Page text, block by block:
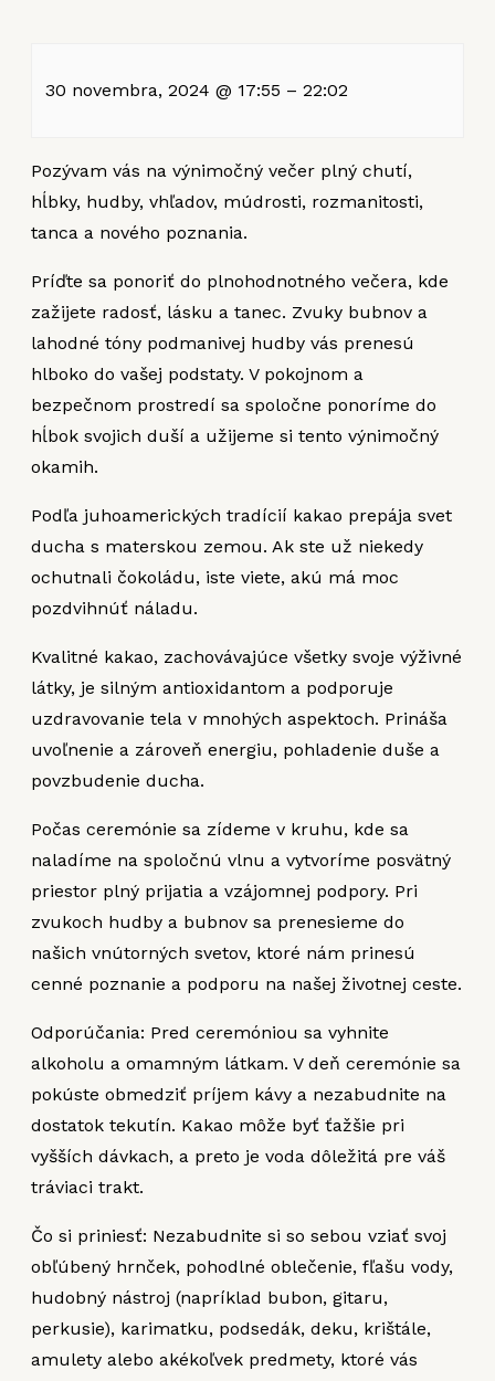
30 novembra, 2024 @ 17:55 – 22:02
Pozývam vás na výnimočný večer plný chutí,
hĺbky, hudby, vhľadov, múdrosti, rozmanitosti,
tanca a nového poznania.
Príďte sa ponoriť do plnohodnotného večera, kde
zažijete radosť, lásku a tanec. Zvuky bubnov a
lahodné tóny podmanivej hudby vás prenesú
hlboko do vašej podstaty. V pokojnom a
bezpečnom prostredí sa spoločne ponoríme do
hĺbok svojich duší a užijeme si tento výnimočný
okamih.
Podľa juhoamerických tradícií kakao prepája svet
ducha s materskou zemou. Ak ste už niekedy
ochutnali čokoládu, iste viete, akú má moc
pozdvihnúť náladu.
Kvalitné kakao, zachovávajúce všetky svoje výživné
látky, je silným antioxidantom a podporuje
uzdravovanie tela v mnohých aspektoch. Prináša
uvoľnenie a zároveň energiu, pohladenie duše a
povzbudenie ducha.
Počas ceremónie sa zídeme v kruhu, kde sa
naladíme na spoločnú vlnu a vytvoríme posvätný
priestor plný prijatia a vzájomnej podpory. Pri
zvukoch hudby a bubnov sa prenesieme do
našich vnútorných svetov, ktoré nám prinesú
cenné poznanie a podporu na našej životnej ceste.
Odporúčania: Pred ceremóniou sa vyhnite
alkoholu a omamným látkam. V deň ceremónie sa
pokúste obmedziť príjem kávy a nezabudnite na
dostatok tekutín. Kakao môže byť ťažšie pri
vyšších dávkach, a preto je voda dôležitá pre váš
tráviaci trakt.
Čo si priniesť: Nezabudnite si so sebou vziať svoj
obľúbený hrnček, pohodlné oblečenie, fľašu vody,
hudobný nástroj (napríklad bubon, gitaru,
perkusie), karimatku, podsedák, deku, krištále,
amulety alebo akékoľvek predmety, ktoré vás